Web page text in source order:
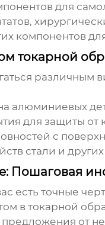
для
компонентов
токарной
различным
алюминиевых
для защиты от
с
стали и
Пошаговая
есть точные
в токарной
от